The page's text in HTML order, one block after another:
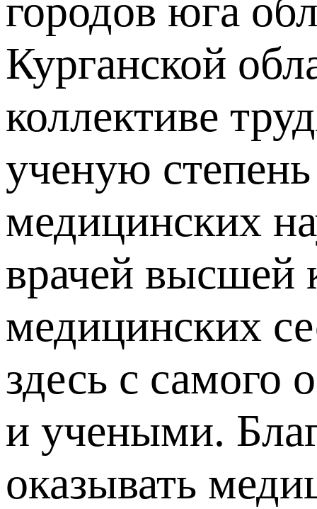
городов юга
Курганской
коллективе
ученую
медицинских
врачей высшей
медицинских
здесь с самого
и учеными.
оказывать